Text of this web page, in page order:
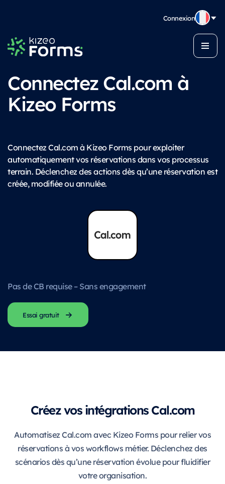
Connexion
Connectez Cal.com à
Kizeo Forms
Connectez Cal.com à Kizeo Forms pour exploiter
automatiquement vos réservations dans vos processus
terrain. Déclenchez des actions dès qu’une réservation est
créée, modifiée ou annulée.
Pas de CB requise – Sans engagement
Essai gratuit
Créez vos intégrations Cal.com
Automatisez Cal.com avec Kizeo Forms pour relier vos
réservations à vos workflows métier. Déclenchez des
scénarios dès qu’une réservation évolue pour fluidifier
votre organisation.